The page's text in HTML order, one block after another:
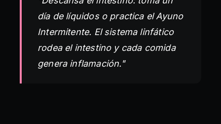
día de líquidos o practica el Ayuno
Intermitente. El sistema linfático
rodea el intestino y cada comida
genera inflamación."